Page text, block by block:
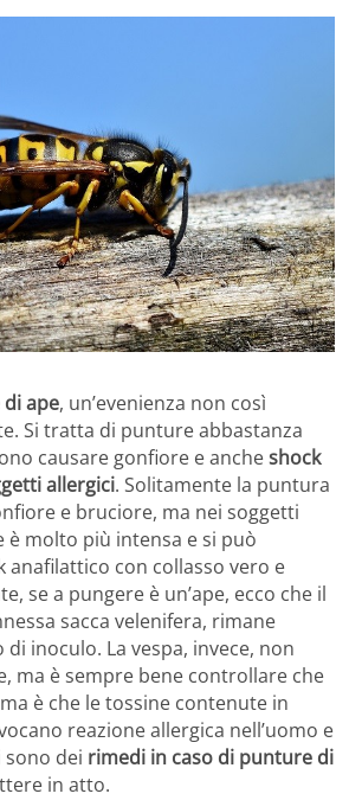
ape, un’evenienza non così
Si tratta di punture abbastanza
causare gonfiore e ancheshock
allergici. Solitamente la puntura
e bruciore, ma nei soggetti
è molto più intensa e si può
anafilattico con collasso vero e
se a pungere è un’ape, ecco che il
sacca velenifera, rimane
inoculo. La vespa, invece, non
ma è sempre bene controllare che
è che le tossine contenute in
reazione allergica nell’uomo e
sono dei rimedi in caso di punture di
in atto.